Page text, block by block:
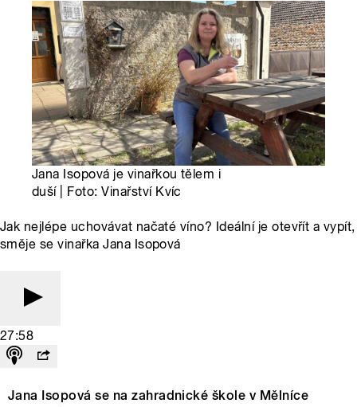
Jana Isopová je vinařkou tělem i
duší | Foto: Vinařství Kvíc
Jak nejlépe uchovávat načaté víno? Ideální je otevřít a vypít,
směje se vinařka Jana Isopová
27:58
Jana Isopová se na zahradnické škole v Mělníce